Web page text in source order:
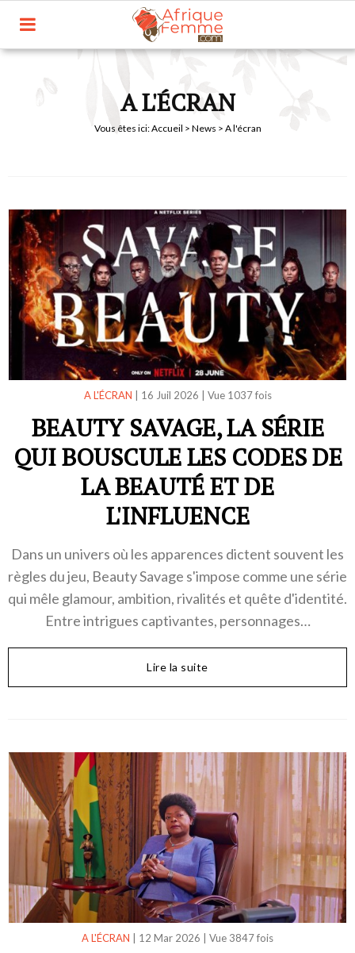
A L'ÉCRAN
Vous êtes ici:Accueil > News > A l'écran
A L'ÉCRAN 16 Juil 2026 Vue 1037 fois
BEAUTY SAVAGE, LA SÉRIE
QUI BOUSCULE LES CODES DE
LA BEAUTÉ ET DE
L'INFLUENCE
Dans un univers où les apparences dictent souvent les
règles du jeu, Beauty Savage s'impose comme une série
qui mêle glamour, ambition, rivalités et quête d'identité.
Entre intrigues captivantes, personnages…
Lire la suite
A L'ÉCRAN 12 Mar 2026 Vue 3847 fois